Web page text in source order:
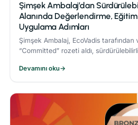
Şimşek Ambalaj’dan
Alanında Değerlendirme,
Uygulama Adımları
Şimşek Ambalaj, EcoVadis tarafından
“Committed” rozeti aldı,
Responsible® Faz-1 sürecini
ambalaj sektöründe bir ilke imza attı.
Devamını oku→